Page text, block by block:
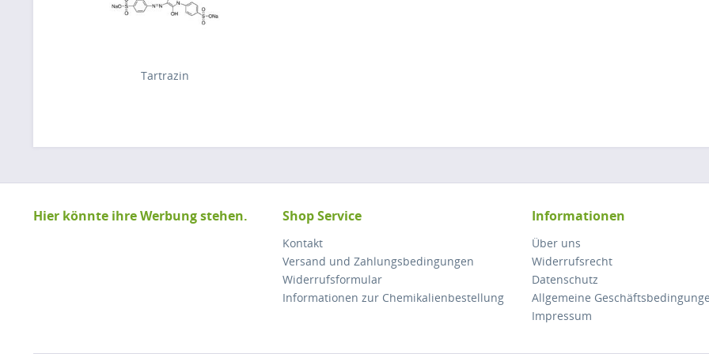
Tartrazin
Hier könnte ihre Werbung stehen. Shop Service
Kontakt
Versand und Zahlungsbedingungen
Widerrufsformular
Informationen zur Chemikalienbestellung
Informationen
Über uns
Widerrufsrecht
Datenschutz
Allgemeine
Impressum